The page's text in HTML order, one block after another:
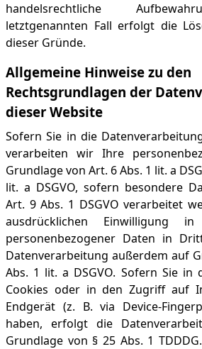
handelsrechtliche
letztgenannten Fall erfolgt die
dieser Gründe.
Allgemeine Hinweise zu den
Rechtsgrundlagen der
dieser Website
Sofern Sie in die
verarbeiten wir Ihre
Grundlage von Art. 6 Abs. 1 lit. a
lit. a DSGVO, sofern besondere
Art. 9 Abs. 1 DSGVO verarbeitet
ausdrücklichen Einwilligung
personenbezogener Daten in
Datenverarbeitung außerdem auf
Abs. 1 lit. a DSGVO. Sofern Sie in
Cookies oder in den Zugriff auf
Endgerät (z. B. via Device-
haben, erfolgt die
Grundlage von § 25 Abs. 1